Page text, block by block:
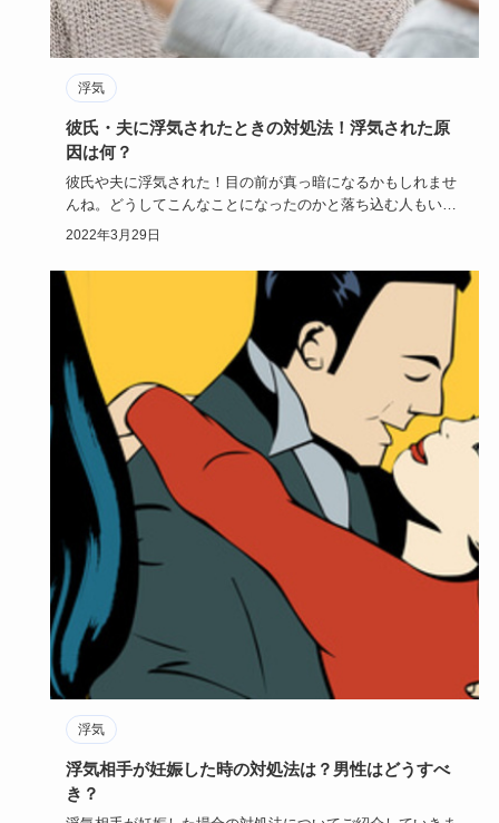
浮気
彼氏・夫に浮気されたときの対処法！浮気された原
因は何？
彼氏や夫に浮気された！目の前が真っ暗になるかもしれませ
んね。どうしてこんなことになったのかと落ち込む人もいる
かもしれません…
2022年3月29日
浮気
浮気相手が妊娠した時の対処法は？男性はどうすべ
き？